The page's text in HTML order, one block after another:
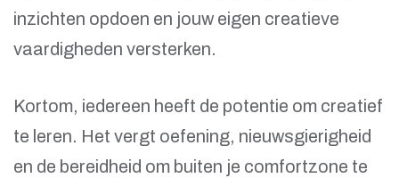
inzichten opdoen en jouw eigen creatieve
vaardigheden versterken.
Kortom, iedereen heeft de potentie om creatief
te leren. Het vergt oefening, nieuwsgierigheid
en de bereidheid om buiten je comfortzone te